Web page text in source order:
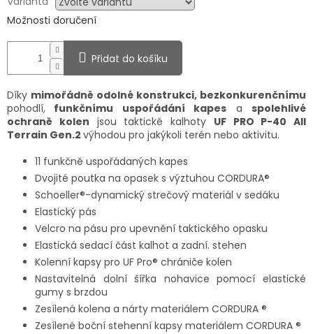
Možnosti doručení
Přidat do košíku
Díky mimořádně odolné konstrukci, bezkonkurenčnímu
pohodlí, funkčnímu uspořádání kapes aspolehlivé
ochraně kolen jsou taktické kalhoty UF PRO P-40 All
Terrain Gen.2 výhodou pro jakýkoli terén nebo aktivitu.
11 funkčně uspořádaných kapes
Dvojité poutka na opasek s výztuhou CORDURA®
Schoeller®-dynamický strečový materiál v sedáku
Elastický pás
Velcro na pásu pro upevnění taktického opasku
Elastická sedací část kalhot a zadní. stehen
Kolenní kapsy pro UF Pro® chrániče kolen
Nastavitelná dolní šířka nohavice pomocí elastické
gumy s brzdou
Zesílená kolena a nárty materiálem CORDURA ®
Zesílené boční stehenní kapsy materiálem CORDURA ®